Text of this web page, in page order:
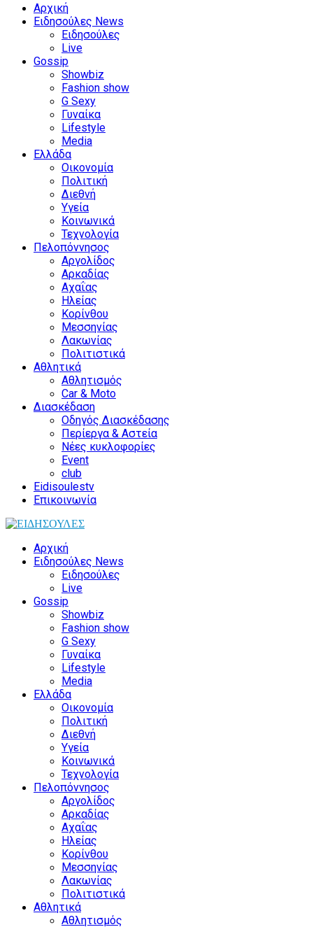
Αρχική
Ειδησούλες News
Ειδησούλες
Live
Gossip
Showbiz
Fashion show
G Sexy
Γυναίκα
Lifestyle
Media
Ελλάδα
Οικονομία
Πολιτική
Διεθνή
Υγεία
Κοινωνικά
Τεχνολογία
Πελοπόννησος
Αργολίδος
Αρκαδίας
Αχαΐας
Ηλείας
Κορίνθου
Μεσσηνίας
Λακωνίας
Πολιτιστικά
Αθλητικά
Αθλητισμός
Car & Moto
Διασκέδαση
Οδηγός Διασκέδασης
Περίεργα & Αστεία
Νέες κυκλοφορίες
Event
club
Eidisoulestv
Επικοινωνία
Αρχική
Ειδησούλες News
Ειδησούλες
Live
Gossip
Showbiz
Fashion show
G Sexy
Γυναίκα
Lifestyle
Media
Ελλάδα
Οικονομία
Πολιτική
Διεθνή
Υγεία
Κοινωνικά
Τεχνολογία
Πελοπόννησος
Αργολίδος
Αρκαδίας
Αχαΐας
Ηλείας
Κορίνθου
Μεσσηνίας
Λακωνίας
Πολιτιστικά
Αθλητικά
Αθλητισμός